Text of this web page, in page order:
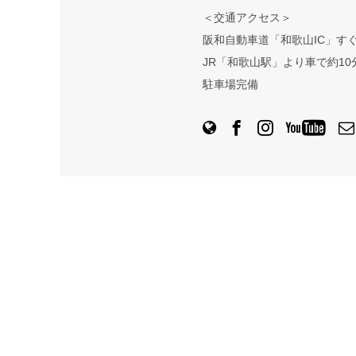
＜交通アクセス＞
阪和自動車道「和歌山IC」す
JR「和歌山駅」より車で約10
駐車場完備